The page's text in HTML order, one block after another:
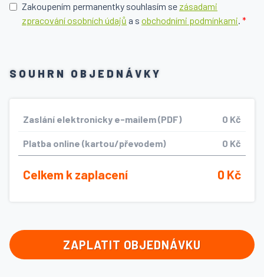
Zakoupením permanentky souhlasím se zásadami
zpracování osobních údajů a s obchodními podmínkami. *
SOUHRN OBJEDNÁVKY
Zaslání elektronicky e-mailem (PDF) 0 Kč
Platba online (kartou/převodem) 0 Kč
Celkem k zaplacení 0 Kč
ZAPLATIT OBJEDNÁVKU